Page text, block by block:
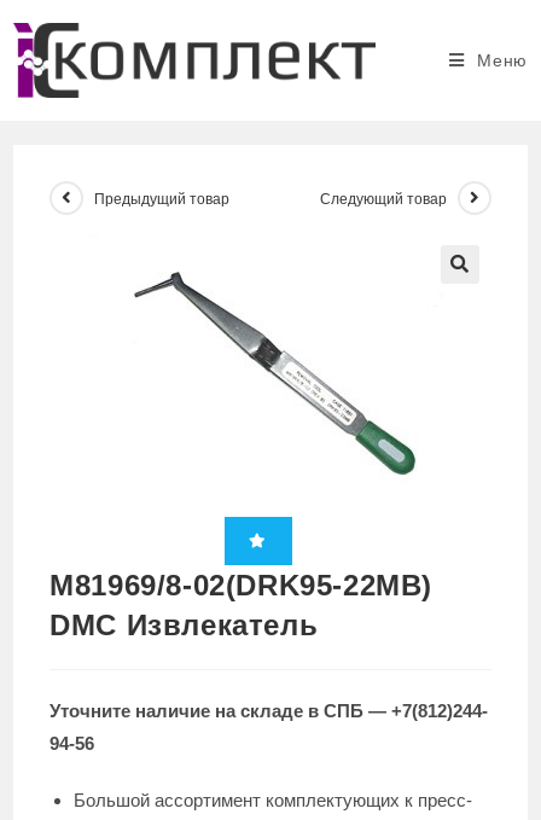
содержимому
Меню
Предыдущий товар Следующий товар
M81969/8-02(DRK95-22MB)
DMC Извлекатель
Уточните наличие на складе в СПБ — +7(812)244-
94-56
Большой ассортимент комплектующих к пресс-